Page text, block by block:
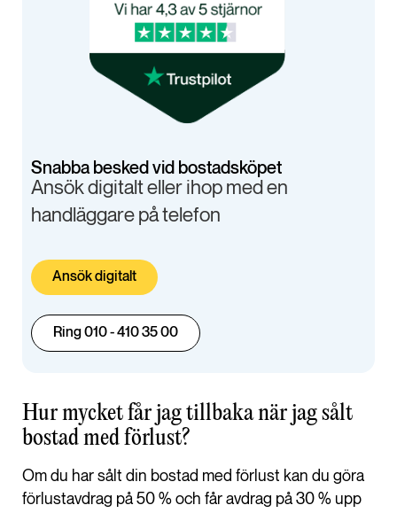
Snabba besked vid bostadsköpet
Ansök digitalt eller ihop med en
handläggare på telefon
Ansök digitalt
Ring 010 - 410 35 00
Hur mycket får jag tillbaka när jag sålt
bostad med förlust?
Om du har sålt din bostad med förlust kan du göra
förlustavdrag på 50 % och får avdrag på 30 % upp